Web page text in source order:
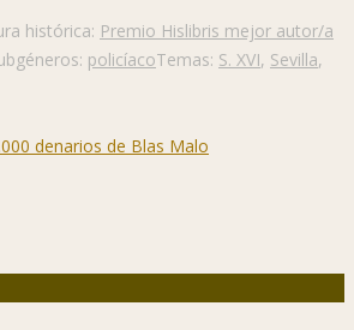
histórica: Premio Hislibris mejor autor/a
policíacoTemas: S. XVI, Sevilla,